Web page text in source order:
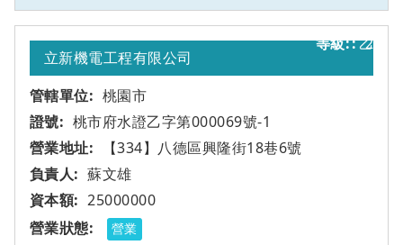
2
立新機電工程有限公司
桃園市
桃市府水證乙字第000069號-1
【334】八德區興隆街18巷6號
乙
蘇文雄
25000000
營業